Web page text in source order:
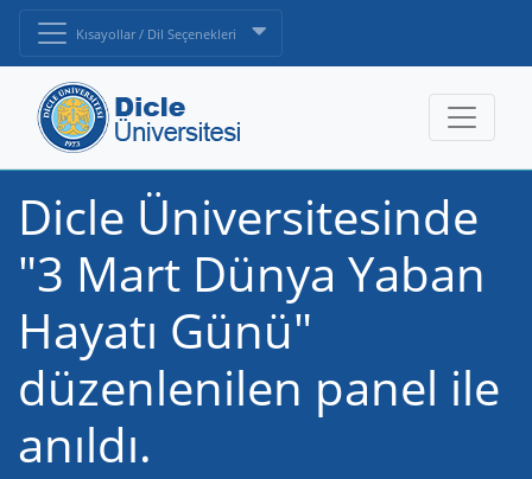
Kısayollar / Dil Seçenekleri
Dicle Üniversitesinde
"3 Mart Dünya Yaban
Hayatı Günü"
düzenlenilen panel ile
anıldı.